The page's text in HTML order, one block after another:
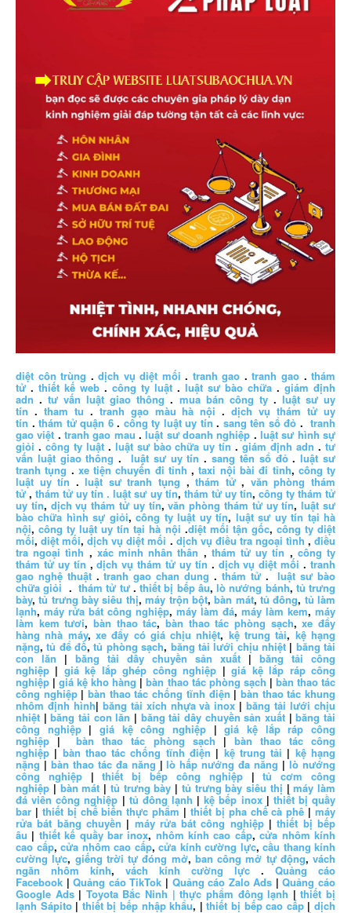
diệt côn trùng .dịch vụ diệt mối . tranh gao .tranh gao .thám
tử . thiết kế web . công ty luật . luật sư bào chữa . giám định
adn .tư vấn luật giao thông . mua bán công ty. luật sư uy
tín . tham tu . tranh gạo màu hà nội .dịch vụ thám tử uy
tín .thám tử quận 6. công ty luật uy tín . sang tên sổ đỏ .tranh
gao việt .tranh gao mau .luật sư doanh nghiệp .luật sư hình sự
giỏi . công ty luật. luật sư bào chữa uy tín .giám định adn .tư
vấn luật giao thông . luật sư uy tín .sang tên sổ đỏ.luật sư
tranh tụng . xe tiện chuyến đi tỉnh ,taxi nội bài đi tỉnh, công ty
luật uy tín .luật sư tranh tụng ,thám tử, văn phòng thám
tử ,thám tử uy tín . luật sư uy tín, thám tử uy tín, công ty thám tử
uy tín, dịch vụ thám tử uy tín,văn phòng thám tử uy tín,luật sư
bào chữa hình sự giỏi,công ty luật uy tín, luật sư uy tín tại hà
nội,công ty luật uy tín tại hà nội .diệt mối tận gốc, công ty diệt
mối,diệt mối,dịch vụ diệt mối . dịch vụ điều tra ngoại tình ,điều
tra ngoại tình , xác minh nhân thân , thám tử uy tín , công ty
thám tử uy tín ,dịch vụ thám tử uy tín . dịch vụ diệt mối .tranh
gao nghệ thuật.tranh gao chan dung . thám tử.luật sư bào
chữa giỏi .thám tử tư.thiết bị bếp âu,lò nướng bánh, tủ trưng
bày,tủ trưng bày siêu thị,máy trộn bột,bàn mát, tủ đông, tủ làm
lạnh, máy rửa bát công nghiệp, máy làm đá, máy làm kem, máy
làm kem tươi,bàn thao tác,bàn thao tác phòng sạch,xe đẩy
hàng nhà máy, xe đẩy có giá chịu nhiệt, kệ trung tải, kệ hạng
nặng,tủ để đồ,tủ phòng sạch, băng tải lưới chịu nhiệt| băng tải
con lăn | băng tải dây chuyền sản xuất | băng tải công
nghiệp | giá kệ lắp ghép công nghiệp |giá kệ lắp ráp công
nghiệp |giá kệ kho hàng |bàn thao tác phòng sạch | bàn thao tác
công nghiệp|bàn thao tác chống tĩnh điện | bàn thao tác khung
nhôm định hình| băng tải xích nhựa và inox |băng tải lưới chịu
nhiệt |băng tải con lăn | băng tải dây chuyền sản xuất |băng tải
công nghiệp|giá kệ công nghiệp |giá kệ lắp ráp công
nghiệp |bàn thao tác phòng sạch | bàn thao tác công
nghiệp | bàn thao tác chống tĩnh điện | kệ trung tải | kệ hạng
nặng | bàn thao tác đa năng |lò hấp nướng đa năng |lò nướng
công nghiệp|thiết bị bếp công nghiệp|tủ cơm công
nghiệp | bàn mát | tủ trưng bày | tủ trưng bày siêu thị |máy làm
đá viên công nghiệp | tủ đông lạnh |kệ bếp inox| thiết bị quầy
bar | thiết bị chế biến thực phẩm | thiết bị pha chế cà phê | máy
rửa bát băng chuyền | máy rửa bát công nghiệp|thiết bị bếp
âu | thiết kế quầy bar inox, nhôm kính cao cấp,cửa nhôm kính
cao cấp, cửa nhôm cao cấp, cửa kính cường lực, cầu thang kính
cường lực, giếng trời tự đóng mở, ban công mở tự động, vách
ngăn nhôm kính, vách kính cường lực . Quảng cáo
Facebook |Quảng cáo TikTok | Quảng cáo Zalo Ads |Quảng cáo
Google Ads| Toyota Bắc Ninh | thực phẩm đông lạnh |thiết bị
lạnh Sápito | thiết bị bếp nhập khẩu, |thiết bị bếp cao cấp|dịch